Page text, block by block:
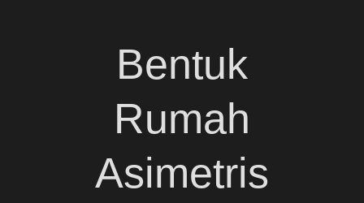
Bentuk
Rumah
Asimetris